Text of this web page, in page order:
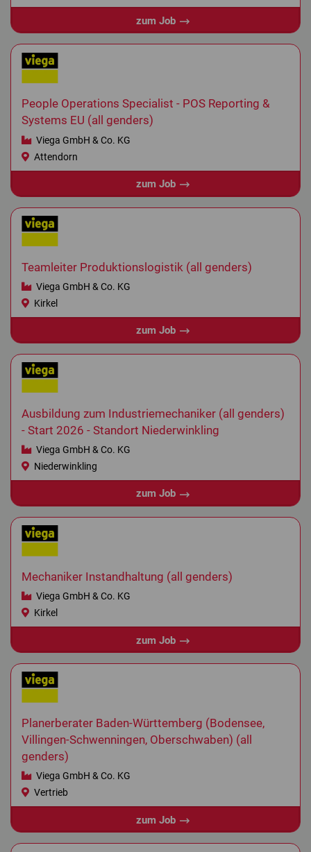
zum Job
People Operations Specialist - POS Reporting &
Systems EU (all genders)
Viega GmbH & Co. KG
Attendorn
zum Job
Teamleiter Produktionslogistik (all genders)
Viega GmbH & Co. KG
Kirkel
zum Job
Ausbildung zum Industriemechaniker (all genders)
- Start 2026 - Standort Niederwinkling
Viega GmbH & Co. KG
Niederwinkling
zum Job
Mechaniker Instandhaltung (all genders)
Viega GmbH & Co. KG
Kirkel
zum Job
Planerberater Baden-Württemberg (Bodensee,
Villingen-Schwenningen, Oberschwaben) (all
genders)
Viega GmbH & Co. KG
Vertrieb
zum Job